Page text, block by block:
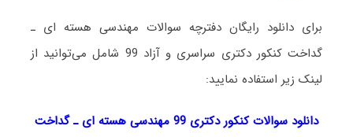
برای دانلود رایگان دفترچه سوالات مهندسی هسته ای ـ
گداخت کنکور دکتری سراسری و آزاد 99 شامل می‌توانید از
لینک زیر استفاده نمایید:
دانلود سوالات کنکور دکتری 99 مهندسی هسته ای ـ گداخت